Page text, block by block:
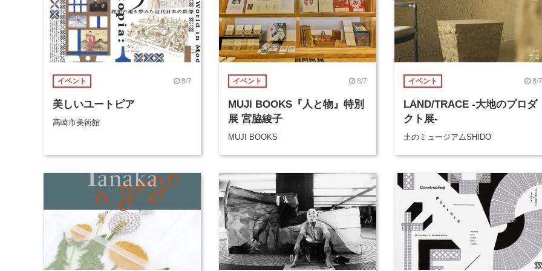
イベント 8/7
美しいユートピア
高崎市美術館
イベント 8/7
MUJI BOOKS『人と物』特別
展 宮脇綾子
MUJI BOOKS
イベント 8/7
LAND/TRACE -大地のプロダ
クト展-
土のミュージアムSHIDO